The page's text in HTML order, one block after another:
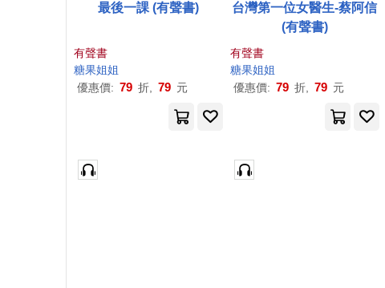
最後一課 (有聲書)
有聲書
糖果姐姐
優惠價: 79 折, 79 元
台灣第一位女醫生-蔡阿信
(有聲書)
有聲書
糖果姐姐
優惠價: 79 折, 79 元